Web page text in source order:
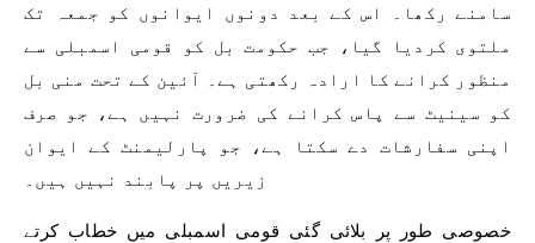
سامنے رکھا۔ اس کے بعد دونوں ایوانوں کو جمعہ تک
ملتوی کردیا گیا، جب حکومت بل کو قومی اسمبلی سے
منظور کرانے کا ارادہ رکھتی ہے۔ آئین کے تحت منی بل
کو سینیٹ سے پاس کرانے کی ضرورت نہیں ہے، جو صرف
اپنی سفارشات دے سکتا ہے، جو پارلیمنٹ کے ایوان
زیریں پر پابند نہیں ہیں۔
خصوصی طور پر بلائی گئی قومی اسمبلی میں خطاب کرتے